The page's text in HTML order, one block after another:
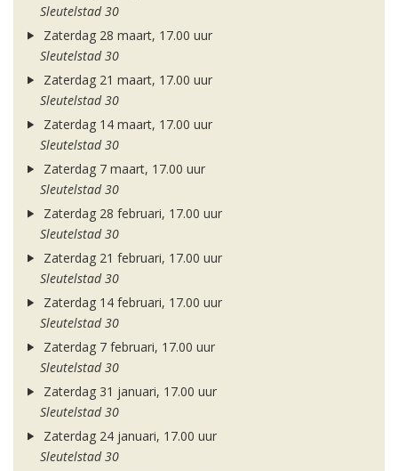
Sleutelstad 30
Zaterdag 28 maart, 17.00 uur
Sleutelstad 30
Zaterdag 21 maart, 17.00 uur
Sleutelstad 30
Zaterdag 14 maart, 17.00 uur
Sleutelstad 30
Zaterdag 7 maart, 17.00 uur
Sleutelstad 30
Zaterdag 28 februari, 17.00 uur
Sleutelstad 30
Zaterdag 21 februari, 17.00 uur
Sleutelstad 30
Zaterdag 14 februari, 17.00 uur
Sleutelstad 30
Zaterdag 7 februari, 17.00 uur
Sleutelstad 30
Zaterdag 31 januari, 17.00 uur
Sleutelstad 30
Zaterdag 24 januari, 17.00 uur
Sleutelstad 30